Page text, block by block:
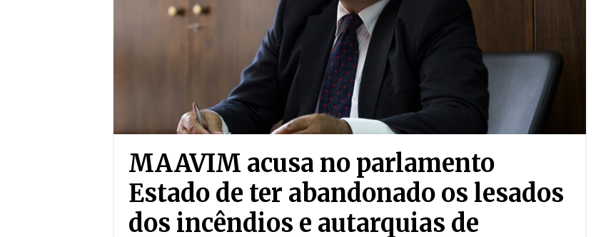
MAAVIM acusa no parlamento
Estado de ter abandonado os lesados
dos incêndios e autarquias de